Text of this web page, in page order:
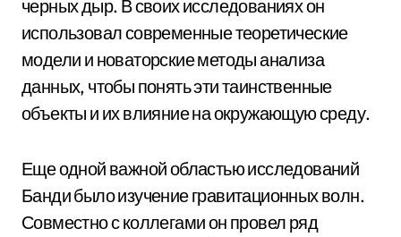
черных дыр. В своих исследованиях он
использовал современные теоретические
модели и новаторские методы анализа
данных, чтобы понять эти таинственные
объекты и их влияние на окружающую среду.
Еще одной важной областью исследований
Банди было изучение гравитационных волн.
Совместно с коллегами он провел ряд